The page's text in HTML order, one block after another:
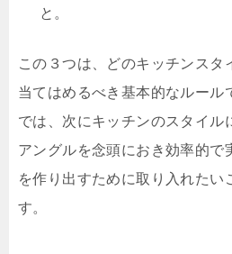
と。
この３つは、どのキッチンスタ
当てはめるべき基本的なルール
では、次にキッチンのスタイル
アングルを念頭におき効率的で
を作り出すために取り入れたい
す。